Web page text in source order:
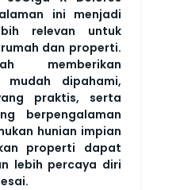
ini menjadi
relevan untuk
dan properti.
memberikan
mudah dipahami,
praktis, serta
berpengalaman
hunian impian
properti dapat
lebih percaya diri